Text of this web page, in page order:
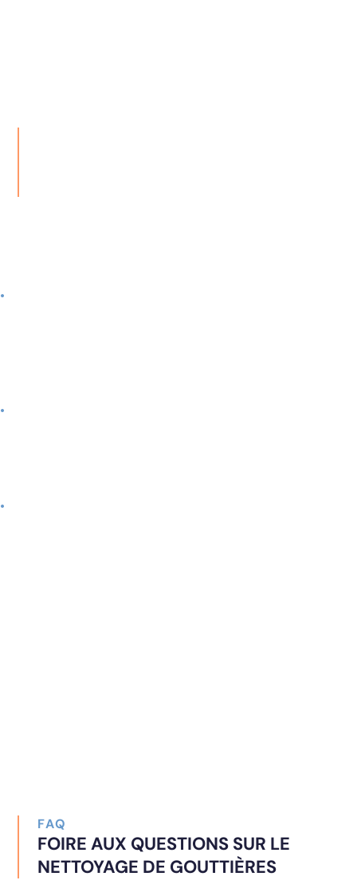
FAQ
FOIRE AUX QUESTIONS SUR LE
NETTOYAGE DE GOUTTIÈRES